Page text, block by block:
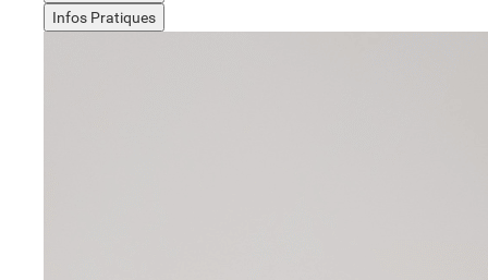
Infos Pratiques